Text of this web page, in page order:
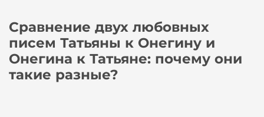
Сравнение двух любовных
писем Татьяны к Онегину и
Онегина к Татьяне: почему они
такие разные?